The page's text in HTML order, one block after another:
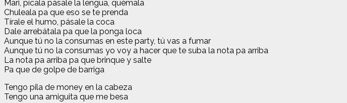
Mari, pícala pásale la lengua, quémala
Chuleala pa que eso se te prenda
Tírale el humo, pásale la coca
Dale arrebátala pa que la ponga loca
Aunque tú no la consumas en este party, tú vas a fumar
Aunque tú no la consumas yo voy a hacer que te suba la nota pa arriba
La nota pa arriba pa que brinque y salte
Pa que de golpe de barriga
Tengo pila de money en la cabeza
Tengo una amiguita que me besa